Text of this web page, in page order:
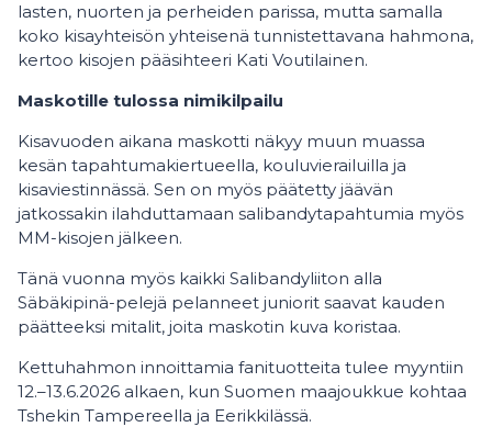
lasten, nuorten ja perheiden parissa, mutta samalla
koko kisayhteisön yhteisenä tunnistettavana hahmona,
kertoo kisojen pääsihteeri Kati Voutilainen.
Maskotille tulossa nimikilpailu
Kisavuoden aikana maskotti näkyy muun muassa
kesän tapahtumakiertueella, kouluvierailuilla ja
kisaviestinnässä. Sen on myös päätetty jäävän
jatkossakin ilahduttamaan salibandytapahtumia myös
MM-kisojen jälkeen.
Tänä vuonna myös kaikki Salibandyliiton alla
Säbäkipinä-pelejä pelanneet juniorit saavat kauden
päätteeksi mitalit, joita maskotin kuva koristaa.
Kettuhahmon innoittamia fanituotteita tulee myyntiin
12.–13.6.2026 alkaen, kun Suomen maajoukkue kohtaa
Tshekin Tampereella ja Eerikkilässä.